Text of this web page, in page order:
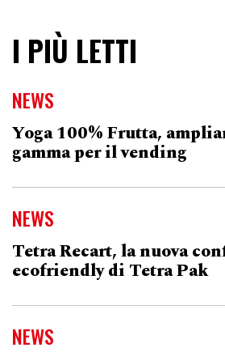
I PIÙ LETTI
NEWS
Yoga 100% Frutta,
gamma per il vending
NEWS
Tetra Recart, la nuova
ecofriendly di Tetra Pak
NEWS